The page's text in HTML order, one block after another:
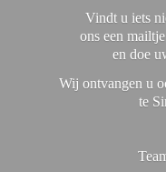
Vindt u iets
ons een
en doe
Wij ontvangen u
te